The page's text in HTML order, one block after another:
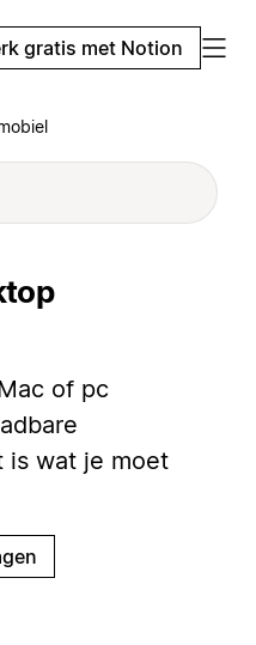
gratis met Notion
of pc
is wat je moet